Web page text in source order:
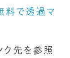
で透過マ
ク先を参照